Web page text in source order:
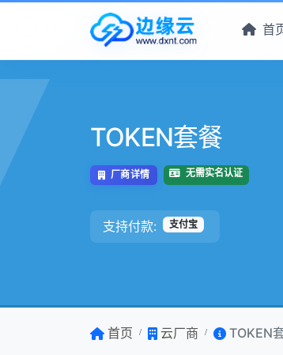
首
TOKEN套餐
厂商详情 无需实名认证
支持付款: 支付宝
首页 云厂商 TOKEN